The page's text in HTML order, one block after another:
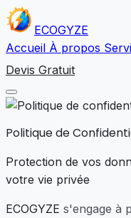
ECOGYZE
Accueil À propos
Devis Gratuit
Politique de
Protection de vos
votre vie privée
ECOGYZE s'engage à